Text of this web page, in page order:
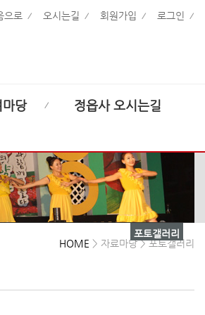
로그인
회원가입
오시는길
으로
당 정읍사 오시는길
HOME > 자료마당 > 포토갤러리
포토갤러리